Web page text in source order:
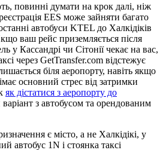
повинні думати на крок далі, ніж
EES може зайняти багато
автобуси KTEL до Халкідіків
ваш рейс приземляється після
у Кассандрі чи Сітонії чекає на вас,
через GetTransfer.com відстежує
біля аеропорту, навіть якщо
основний стрес від затримки
як дістатися з аеропорту до
з автобусом та орендованим
є місто, а не Халкідікі, у
автобус 1N і стоянка таксі